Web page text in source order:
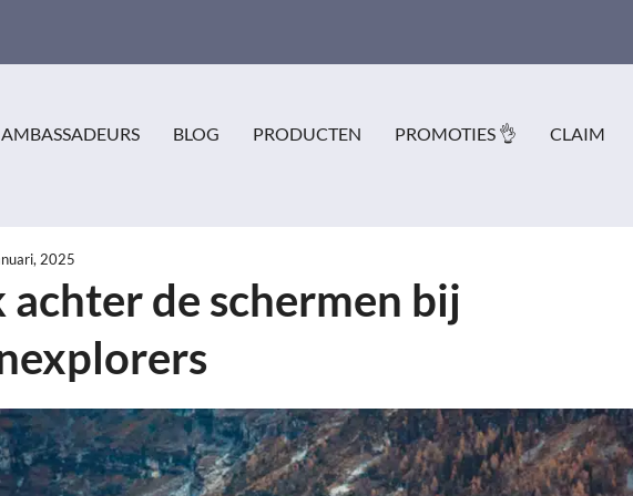
AMBASSADEURS BLOG PRODUCTEN PROMOTIES 👌 CLAIM
2025
achter de schermen bij